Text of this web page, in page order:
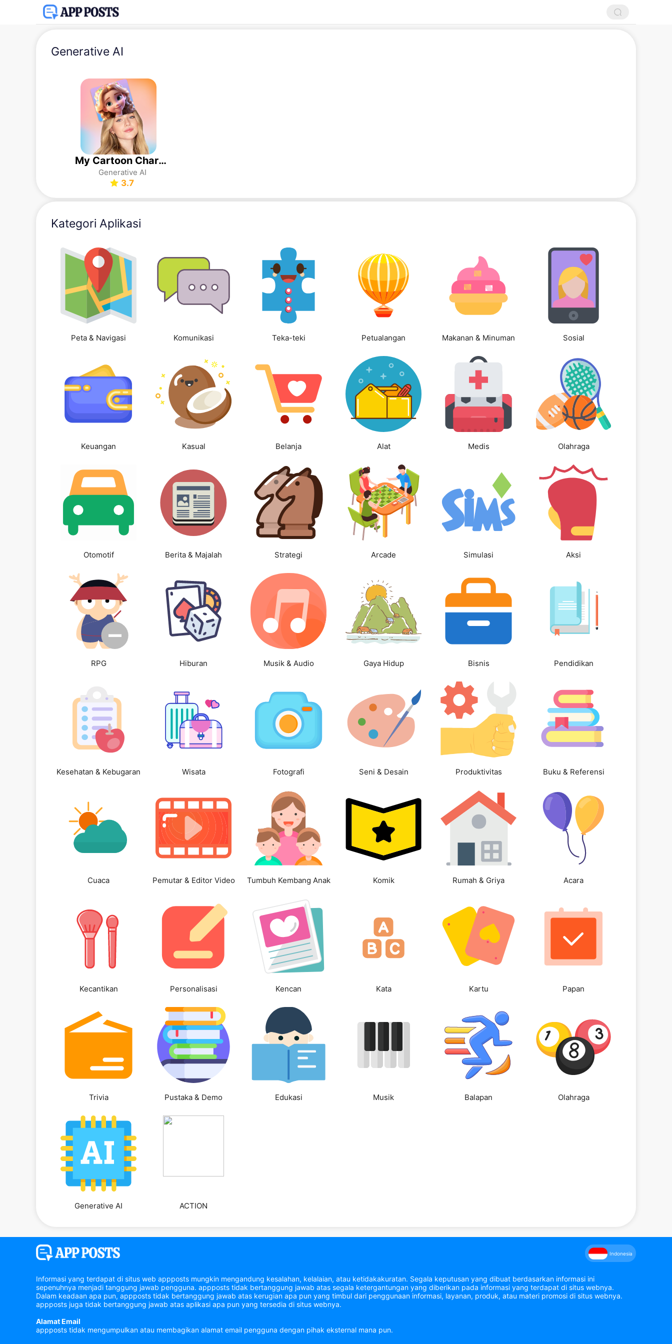
Generative AI
My Cartoon Character
Generative AI
3.7
Kategori Aplikasi
Peta & Navigasi Komunikasi Teka-teki Petualangan Makanan & Minuman Sosial
Keuangan Kasual Belanja Alat Medis Olahraga
Otomotif Berita & Majalah Strategi Arcade Simulasi Aksi
RPG Hiburan Musik & Audio Gaya Hidup Bisnis Pendidikan
Kesehatan & Kebugaran Wisata Fotografi Seni & Desain Produktivitas Buku & Referensi
Cuaca Pemutar & Editor Video Tumbuh Kembang Anak Komik Rumah & Griya Acara
Kecantikan Personalisasi Kencan Kata Kartu Papan
Trivia Pustaka & Demo Edukasi Musik Balapan Olahraga
Generative AI ACTION
Indonesia
Informasi yang terdapat di situs web appposts mungkin mengandung kesalahan, kelalaian, atau ketidakakuratan. Segala keputusan yang dibuat berdasarkan informasi ini
sepenuhnya menjadi tanggung jawab pengguna. appposts tidak bertanggung jawab atas segala ketergantungan yang diberikan pada informasi yang terdapat di situs webnya.
Dalam keadaan apa pun, appposts tidak bertanggung jawab atas kerugian apa pun yang timbul dari penggunaan informasi, layanan, produk, atau materi promosi di situs webnya.
appposts juga tidak bertanggung jawab atas aplikasi apa pun yang tersedia di situs webnya.
Alamat Email
appposts tidak mengumpulkan atau membagikan alamat email pengguna dengan pihak eksternal mana pun.